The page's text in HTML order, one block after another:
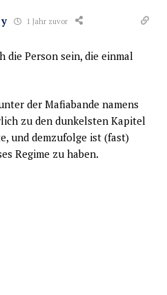
1 Jahr zuvor
die Person sein, die einmal
der Mafiabande namens
zu den dunkelsten Kapitel
und demzufolge ist (fast)
Regime zu haben.